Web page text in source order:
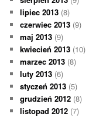
lipiec 2013 (8)
czerwiec 2013 (9)
maj 2013 (9)
kwiecień 2013 (10)
marzec 2013 (8)
luty 2013 (6)
styczeń 2013 (5)
grudzień 2012 (8)
listopad 2012 (7)